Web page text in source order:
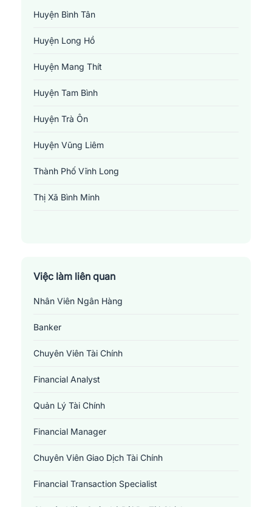
Huyện Bình Tân
Huyện Long Hồ
Huyện Mang Thít
Huyện Tam Bình
Huyện Trà Ôn
Huyện Vũng Liêm
Thành Phố Vĩnh Long
Thị Xã Bình Minh
Việc làm liên quan
Nhân Viên Ngân Hàng
Banker
Chuyên Viên Tài Chính
Financial Analyst
Quản Lý Tài Chính
Financial Manager
Chuyên Viên Giao Dịch Tài Chính
Financial Transaction Specialist